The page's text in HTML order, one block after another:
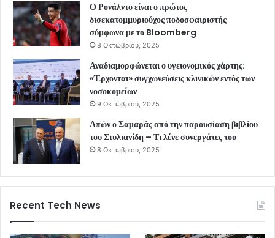
Ο Ρονάλντο είναι ο πρώτος
δισεκατομμυριούχος ποδοσφαιριστής
σύμφωνα με το Bloomberg
8 Οκτωβρίου, 2025
Αναδιαμορφώνεται ο υγειονομικός χάρτης:
«Έρχονται» συγχωνεύσεις κλινικών εντός των
νοσοκομείων
9 Οκτωβρίου, 2025
Απών ο Σαμαράς από την παρουσίαση βιβλίου
του Στυλιανίδη – Τι λένε συνεργάτες του
8 Οκτωβρίου, 2025
Recent Tech News